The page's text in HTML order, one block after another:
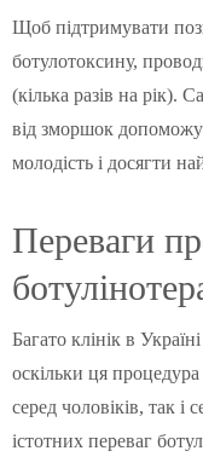
Щоб підтримувати
ботулотоксину,
(кілька разів на рік).
від зморшок
молодість і досягти
Переваги
Багато клінік в
оскільки ця
серед чоловіків, так
істотних переваг